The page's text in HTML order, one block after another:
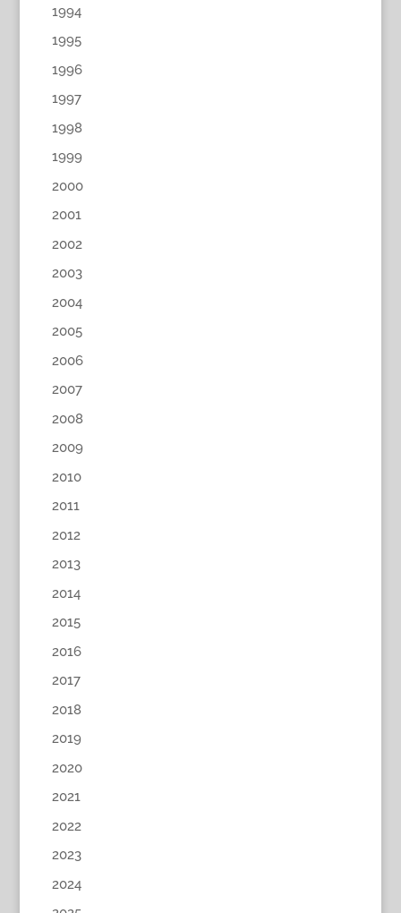
1994
1995
1996
1997
1998
1999
2000
2001
2002
2003
2004
2005
2006
2007
2008
2009
2010
2011
2012
2013
2014
2015
2016
2017
2018
2019
2020
2021
2022
2023
2024